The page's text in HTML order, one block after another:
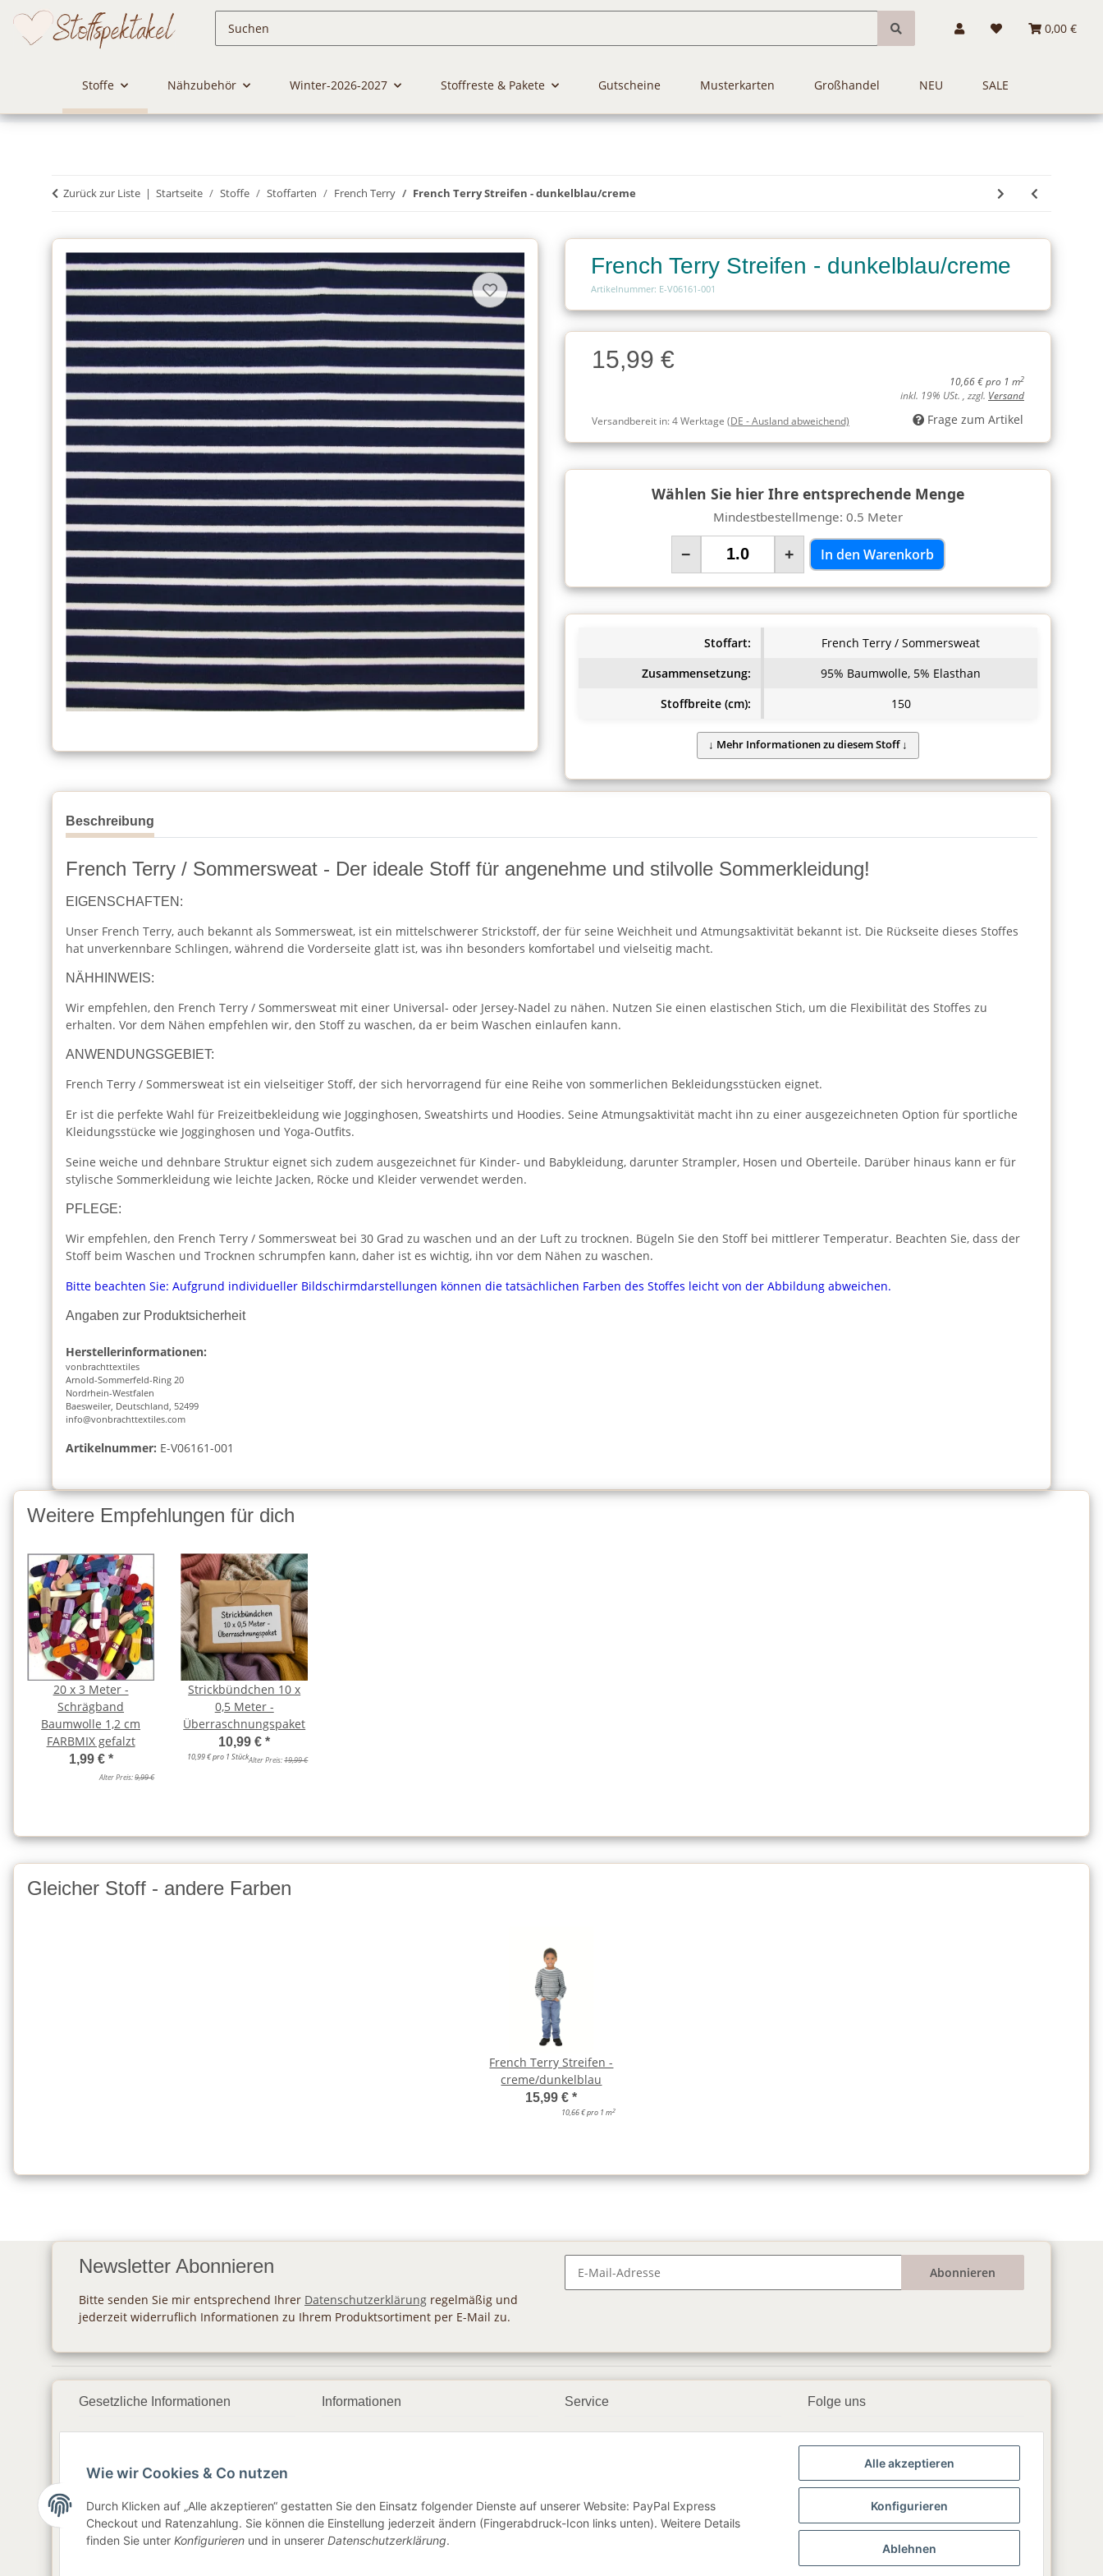
0,00 €
Stoffe Nähzubehör Winter-2026-2027 Stoffreste & Pakete Gutscheine Musterkarten Großhandel NEU SALE
Zurück zur Liste Startseite Stoffe Stoffarten French Terry French Terry Streifen - dunkelblau/creme
French Terry Streifen - dunkelblau/creme
Artikelnummer: E-V06161-001
Charge
Charge15,99 €
10,66 € pro 1 m2
inkl. 19% USt. , zzgl. Versand
Versandbereit in:4 Werktage (DE - Ausland abweichend) Frage zum Artikel
Wählen Sie hier Ihre entsprechende Menge
Mindestbestellmenge: 0.5 Meter
− + In den Warenkorb
Stoffart:
French Terry / Sommersweat
Zusammensetzung:
95% Baumwolle, 5% Elasthan
Stoffbreite (cm):
150
Beschreibung
French Terry / Sommersweat - Der ideale Stoff für angenehme und stilvolle Sommerkleidung!
EIGENSCHAFTEN:
Unser French Terry, auch bekannt als Sommersweat, ist ein mittelschwerer Strickstoff, der für seine Weichheit und Atmungsaktivität bekannt ist. Die Rückseite dieses Stoffes
hat unverkennbare Schlingen, während die Vorderseite glatt ist, was ihn besonders komfortabel und vielseitig macht.
NÄHHINWEIS:
Wir empfehlen, den French Terry / Sommersweat mit einer Universal- oder Jersey-Nadel zu nähen. Nutzen Sie einen elastischen Stich, um die Flexibilität des Stoffes zu
erhalten. Vor dem Nähen empfehlen wir, den Stoff zu waschen, da er beim Waschen einlaufen kann.
ANWENDUNGSGEBIET:
French Terry / Sommersweat ist ein vielseitiger Stoff, der sich hervorragend für eine Reihe von sommerlichen Bekleidungsstücken eignet.
Er ist die perfekte Wahl für Freizeitbekleidung wie Jogginghosen, Sweatshirts und Hoodies. Seine Atmungsaktivität macht ihn zu einer ausgezeichneten Option für sportliche
Kleidungsstücke wie Jogginghosen und Yoga-Outfits.
Seine weiche und dehnbare Struktur eignet sich zudem ausgezeichnet für Kinder- und Babykleidung, darunter Strampler, Hosen und Oberteile. Darüber hinaus kann er für
stylische Sommerkleidung wie leichte Jacken, Röcke und Kleider verwendet werden.
PFLEGE:
Wir empfehlen, den French Terry / Sommersweat bei 30 Grad zu waschen und an der Luft zu trocknen. Bügeln Sie den Stoff bei mittlerer Temperatur. Beachten Sie, dass der
Stoff beim Waschen und Trocknen schrumpfen kann, daher ist es wichtig, ihn vor dem Nähen zu waschen.
Bitte beachten Sie: Aufgrund individueller Bildschirmdarstellungen können die tatsächlichen Farben des Stoffes leicht von der Abbildung abweichen.
Angaben zur Produktsicherheit
Herstellerinformationen:
vonbrachttextiles
Arnold-Sommerfeld-Ring 20
Nordrhein-Westfalen
Baesweiler, Deutschland, 52499
info@vonbrachttextiles.com
Artikelnummer: E-V06161-001
Weitere Empfehlungen für dich
20 x 3 Meter -
Schrägband
Baumwolle 1,2 cm
FARBMIX gefalzt
1,99 € *
Alter Preis:9,99 €
Strickbündchen 10 x
0,5 Meter -
Überraschnungspaket
10,99 €*
10,99 € pro 1 StückAlter Preis:19,99 €
Gleicher Stoff - andere Farben
French Terry Streifen -
creme/dunkelblau
15,99 €*
10,66 € pro 1 m2
Newsletter Abonnieren
Bitte senden Sie mir entsprechend Ihrer Datenschutzerklärung regelmäßig und
jederzeit widerruflich Informationen zu Ihrem Produktsortiment per E-Mail zu.
Abonnieren
Gesetzliche Informationen
AGB
Sitemap
Impressum
Informationen
Newsletter
Service Folge uns
▶️ YouTube
📸 Instagram
💬 WhatsApp
Wie wir Cookies & Co nutzen
Durch Klicken auf „Alle akzeptieren“ gestatten Sie den Einsatz folgender Dienste auf unserer Website: PayPal Express
Checkout und Ratenzahlung. Sie können die Einstellung jederzeit ändern (Fingerabdruck-Icon links unten). Weitere Details
finden Sie unter Konfigurieren und in unserer Datenschutzerklärung.
Alle akzeptieren
Konfigurieren
Ablehnen